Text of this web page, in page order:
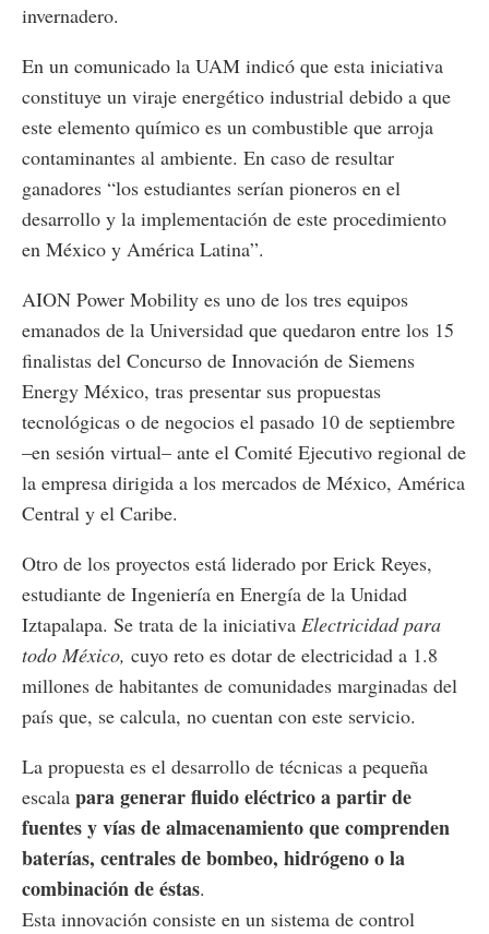
invernadero.
En un comunicado la UAM indicó que esta iniciativa
constituye un viraje energético industrial debido a que
este elemento químico es un combustible que arroja
contaminantes al ambiente. En caso de resultar
ganadores “los estudiantes serían pioneros en el
desarrollo y la implementación de este procedimiento
en México y América Latina”.
AION Power Mobility es uno de los tres equipos
emanados de la Universidad que quedaron entre los 15
finalistas del Concurso de Innovación de Siemens
Energy México, tras presentar sus propuestas
tecnológicas o de negocios el pasado 10 de septiembre
–en sesión virtual– ante el Comité Ejecutivo regional de
la empresa dirigida a los mercados de México, América
Central y el Caribe.
Otro de los proyectos está liderado por Erick Reyes,
estudiante de Ingeniería en Energía de la Unidad
Iztapalapa. Se trata de la iniciativa Electricidad para
todo México, cuyo reto es dotar de electricidad a 1.8
millones de habitantes de comunidades marginadas del
país que, se calcula, no cuentan con este servicio.
La propuesta es el desarrollo de técnicas a pequeña
escala para generar fluido eléctrico a partir de
fuentes y vías de almacenamiento que comprenden
baterías, centrales de bombeo, hidrógeno o la
combinación de éstas.
Esta innovación consiste en un sistema de control